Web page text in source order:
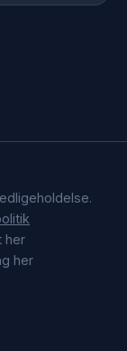
her
her